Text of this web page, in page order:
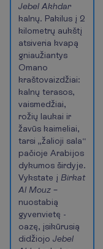
Jebel Akhdar
kalnų. Pakilus į 2
kilometrų aukštį
atsiveria kvapą
gniaužiantys
Omano
kraštovaizdžiai:
kalnų terasos,
vaismedžiai,
rožių laukai ir
žavūs kaimeliai,
tarsi „žalioji sala“
pačioje Arabijos
dykumos širdyje.
Vykstate į Birkat
Al Mouz –
nuostabią
gyvenvietę -
oazę, įsikūrusią
didžiojo Jebel